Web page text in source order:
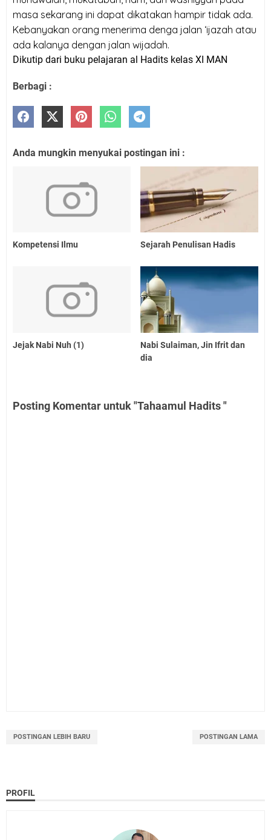
masa sekarang ini dapat dikatakan hampir tidak ada.
Kebanyakan orang menerima denga jalan ‘ijazah atau
ada kalanya dengan jalan wijadah.
Dikutip dari buku pelajaran al Hadits kelas XI MAN
Berbagi :
Anda mungkin menyukai postingan ini :
Kompetensi Ilmu Sejarah Penulisan Hadis
Jejak Nabi Nuh (1)
Nabi Sulaiman, Jin Ifrit dan
dia
Posting Komentar untuk "Tahaamul Hadits "
POSTINGAN LEBIH BARU POSTINGAN LAMA
PROFIL